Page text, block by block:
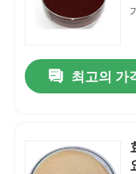
최고의 가